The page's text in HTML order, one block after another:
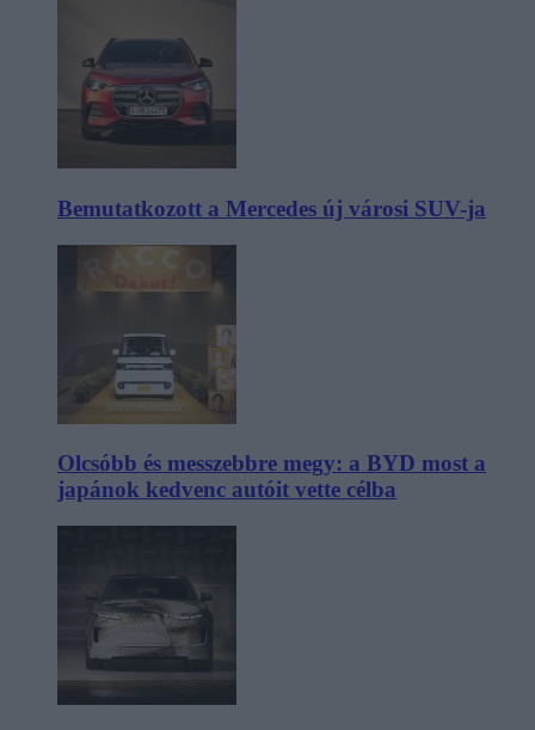
Bemutatkozott a Mercedes új városi SUV-ja
Olcsóbb és messzebbre megy: a BYD most a
japánok kedvenc autóit vette célba